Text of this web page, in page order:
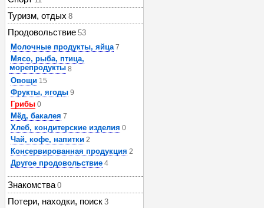
Туризм, отдых 8
Продовольствие 53
Молочные продукты, яйца 7
Мясо, рыба, птица,
морепродукты 8
Овощи 15
Фрукты, ягоды 9
Грибы 0
Мёд, бакалея 7
Хлеб, кондитерские изделия 0
Чай, кофе, напитки 2
Консервированная продукция 2
Другое продовольствие 4
Знакомства 0
Потери, находки, поиск 3